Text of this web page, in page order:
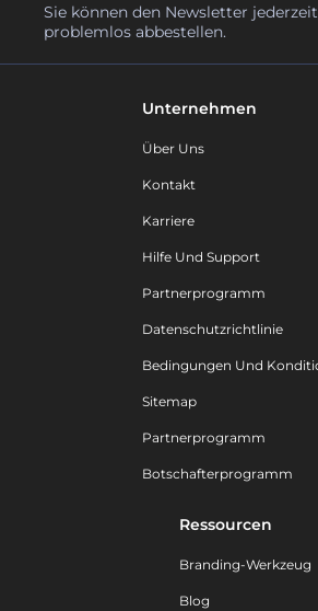
Sie können den Newsletter jederzeit
problemlos abbestellen.
Unternehmen
Über Uns
Kontakt
Karriere
Hilfe Und Support
Partnerprogramm
Datenschutzrichtlinie
Bedingungen Und
Sitemap
Partnerprogramm
Botschafterprogramm
Ressourcen
Branding-Werkzeug
Blog